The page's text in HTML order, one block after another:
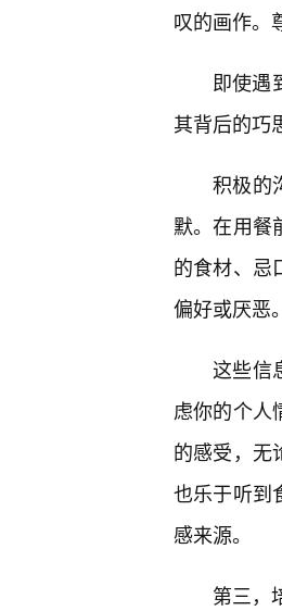
叹的画作。
即使遇
其背后的巧
积极的
默。在用餐
的食材、忌
偏好或厌恶。
这些信
虑你的个人
的感受，无
也乐于听到
感来源。
第三，